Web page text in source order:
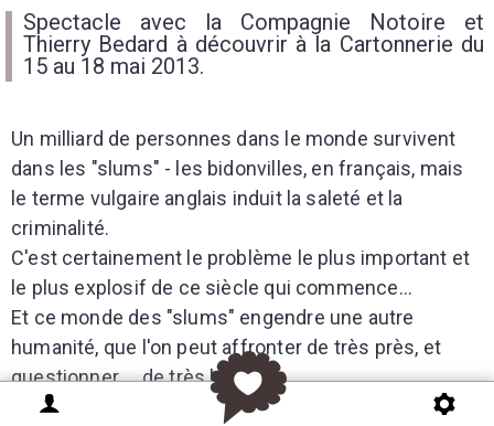
Spectacle avec la Compagnie Notoire et
Thierry Bedard à découvrir à la Cartonnerie du
15 au 18 mai 2013.
Un milliard de personnes dans le monde survivent
dans les "slums" - les bidonvilles, en français, mais
le terme vulgaire anglais induit la saleté et la
criminalité.
C'est certainement le problème le plus important et
le plus explosif de ce siècle qui commence...
Et ce monde des "slums" engendre une autre
humanité, que l'on peut affronter de très près, et
questionner ... de très loin.